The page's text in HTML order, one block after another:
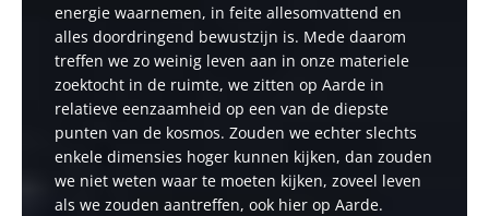
energie waarnemen, in feite allesomvattend en
alles doordringend bewustzijn is. Mede daarom
treffen we zo weinig leven aan in onze materiele
zoektocht in de ruimte, we zitten op Aarde in
relatieve eenzaamheid op een van de diepste
punten van de kosmos. Zouden we echter slechts
enkele dimensies hoger kunnen kijken, dan zouden
we niet weten waar te moeten kijken, zoveel leven
als we zouden aantreffen, ook hier op Aarde.